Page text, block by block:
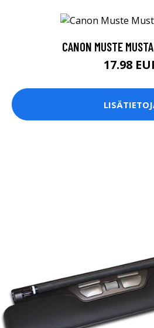
CANON MUSTE
17.98